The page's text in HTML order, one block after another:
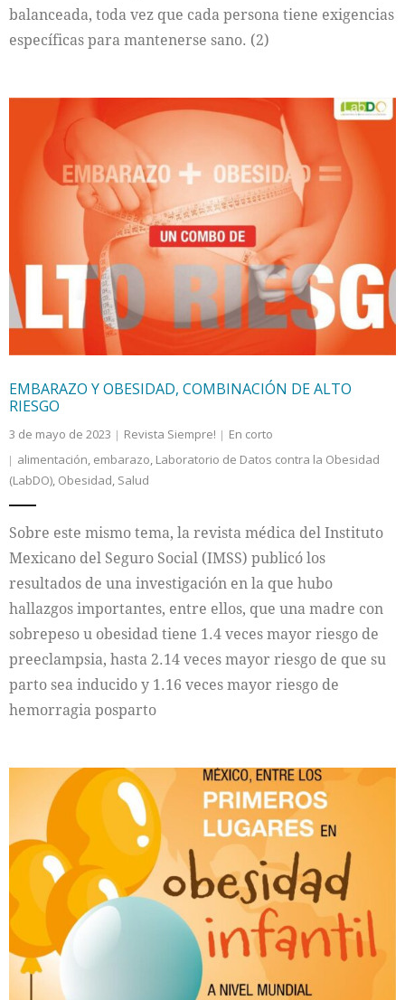
balanceada, toda vez que cada persona tiene exigencias
específicas para mantenerse sano. (2)
EMBARAZO Y OBESIDAD, COMBINACIÓN DE ALTO
RIESGO
3 de mayo de 2023 Revista Siempre!
En corto
alimentación, embarazo, Laboratorio de Datos contra la Obesidad
(LabDO), Obesidad, Salud
Sobre este mismo tema, la revista médica del Instituto
Mexicano del Seguro Social (IMSS) publicó los
resultados de una investigación en la que hubo
hallazgos importantes, entre ellos, que una madre con
sobrepeso u obesidad tiene 1.4 veces mayor riesgo de
preeclampsia, hasta 2.14 veces mayor riesgo de que su
parto sea inducido y 1.16 veces mayor riesgo de
hemorragia posparto